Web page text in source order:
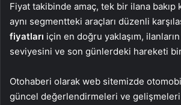
Fiyat takibinde amaç, tek bir ilana bakıp
aynı segmentteki araçları düzenli
fiyatları için en doğru yaklaşım,
seviyesini ve son günlerdeki hareketi
Otohaberi olarak web sitemizde
güncel değerlendirmeleri ve gelişmeleri